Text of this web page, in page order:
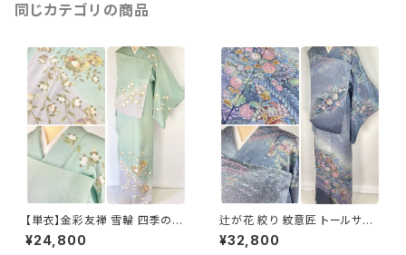
同じカテゴリの商品
【単衣】金彩友禅 雪輪 四季の
花々 正絹 訪問着 黄緑 青緑 紫
1418
¥24,800
辻が花 絞り 紋意匠 トールサイ
ズ 金彩 訪問着 正絹 袷 青 ブル
ー 紫 1273
¥32,800